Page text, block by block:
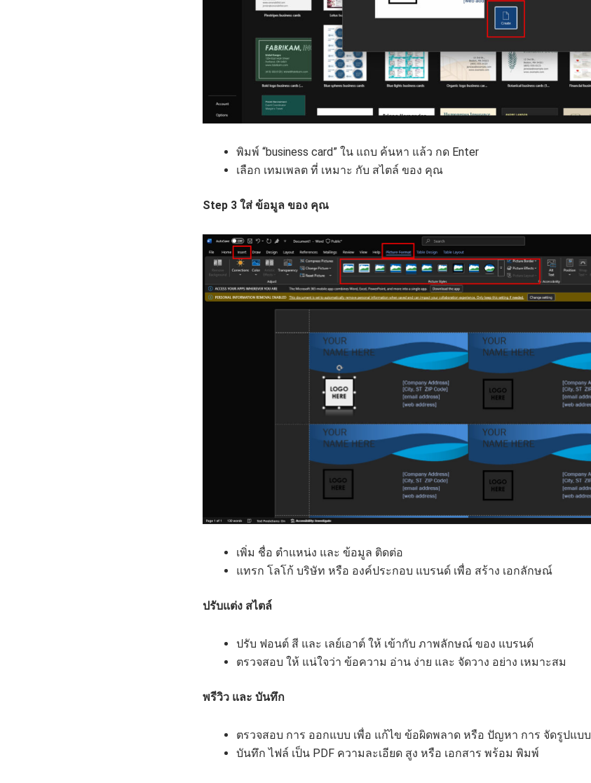
พิมพ์ “business card” ใน แถบ ค้นหา แล้ว กด Enter
เลือก เทมเพลต ที่ เหมาะ กับ สไตล์ ของ คุณ
Step 3 ใส่ ข้อมูล ของ คุณ
เพิ่ม ชื่อ ตำแหน่ง และ ข้อมูล ติดต่อ
แทรก โลโก้ บริษัท หรือ องค์ประกอบ แบรนด์ เพื่อ สร้าง เอกลักษณ์
ปรับแต่ง สไตล์
ปรับ ฟอนต์ สี และ เลย์เอาต์ ให้ เข้ากับ ภาพลักษณ์ ของ แบรนด์
ตรวจสอบ ให้ แน่ใจว่า ข้อความ อ่าน ง่าย และ จัดวาง อย่าง เหมาะสม
พรีวิว และ บันทึก
ตรวจสอบ การ ออกแบบ เพื่อ แก้ไข ข้อผิดพลาด หรือ ปัญหา การ จัดรูปแบบ
บันทึก ไฟล์ เป็น PDF ความละเอียด สูง หรือ เอกสาร พร้อม พิมพ์